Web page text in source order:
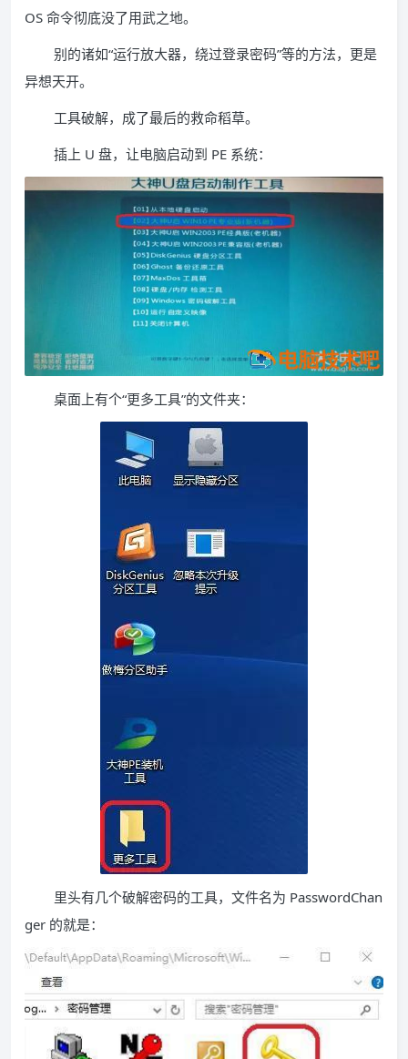
OS 命令彻底没了用武之地。
别的诸如“运行放大器，绕过登录密码”等的方法，更是
异想天开。
工具破解，成了最后的救命稻草。
插上 U 盘，让电脑启动到 PE 系统：
桌面上有个“更多工具”的文件夹：
里头有几个破解密码的工具，文件名为 PasswordChan
ger 的就是：